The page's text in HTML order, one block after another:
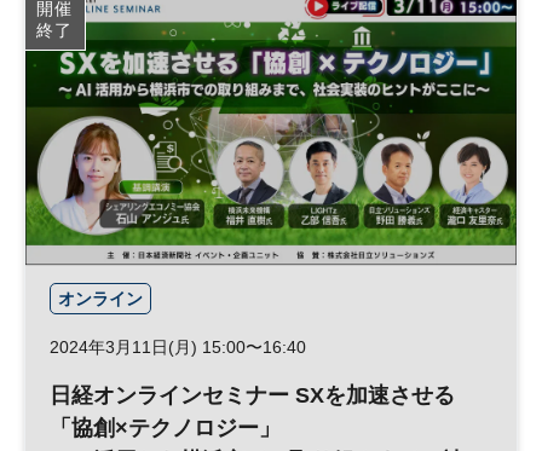
参加無料
開催
終了
オンライン
2024年3月11日(月) 15:00〜16:40
日経オンラインセミナー SXを加速させる
「協創×テクノロジー」